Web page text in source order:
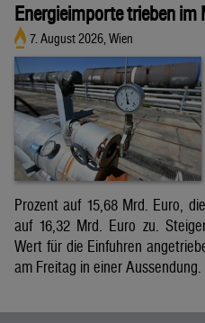
Energieimporte trieben im
7. August 2026, Wien
Prozent auf 15,68 Mrd. Euro,
auf 16,32 Mrd. Euro zu.
Wert für die Einfuhren
am Freitag in einer Aussendung.